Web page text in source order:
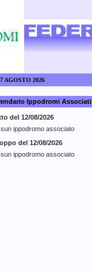
AGOSTO 2026
Ippodromi Associati
del 12/08/2026
ippodromo associato
del 12/08/2026
ippodromo associato